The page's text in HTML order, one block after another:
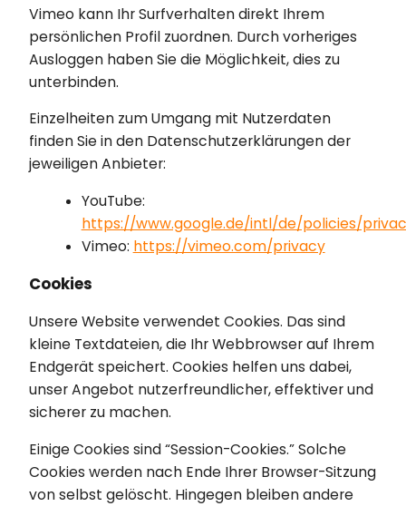
Vimeo kann Ihr Surfverhalten direkt Ihrem
persönlichen Profil zuordnen. Durch vorheriges
Ausloggen haben Sie die Möglichkeit, dies zu
unterbinden.
Einzelheiten zum Umgang mit Nutzerdaten
finden Sie in den Datenschutzerklärungen der
jeweiligen Anbieter:
YouTube:
https://www.google.de/intl/de/policies/
Vimeo: https://vimeo.com/privacy
Cookies
Unsere Website verwendet Cookies. Das sind
kleine Textdateien, die Ihr Webbrowser auf Ihrem
Endgerät speichert. Cookies helfen uns dabei,
unser Angebot nutzerfreundlicher, effektiver und
sicherer zu machen.
Einige Cookies sind “Session-Cookies.” Solche
Cookies werden nach Ende Ihrer Browser-Sitzung
von selbst gelöscht. Hingegen bleiben andere